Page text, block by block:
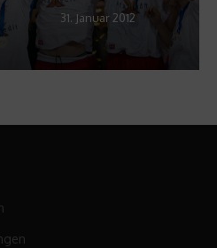
2012